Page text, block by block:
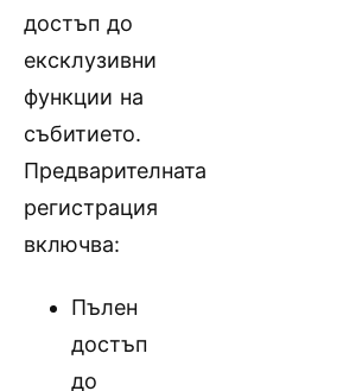
достъп до
ексклузивни
функции на
събитието.
Предварителната
регистрация
включва:
Пълен
достъп
до